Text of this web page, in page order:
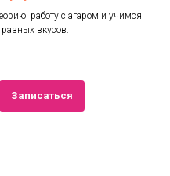
работу с агаром и учимся
разных вкусов.
Записаться